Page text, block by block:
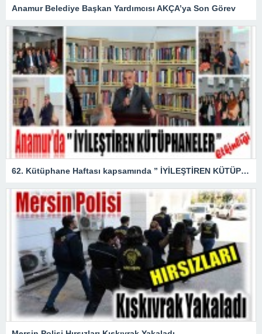
Anamur Belediye Başkan Yardımcısı AKÇA’ya Son Görev
62. Kütüphane Haftası kapsamında ” İYİLEŞTİREN KÜTÜPHANELER ” etkinliği düzenlendi.